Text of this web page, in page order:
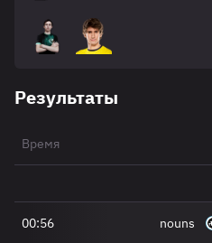
Результаты
Время
00:56 nouns